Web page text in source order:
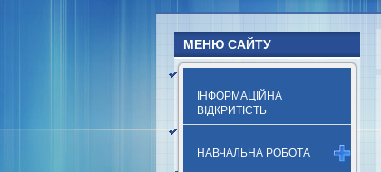
МЕНЮ САЙТУ
ІНФОРМАЦІЙНА
ВІДКРИТІСТЬ
НАВЧАЛЬНА РОБОТА